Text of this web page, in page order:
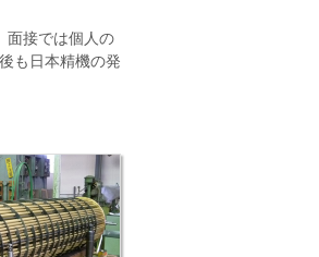
面接では個人の
も日本精機の発